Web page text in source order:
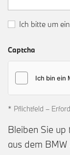
Ich bitte um
Captcha
* Pflichtfeld –
Bleiben Sie up
aus dem BMW